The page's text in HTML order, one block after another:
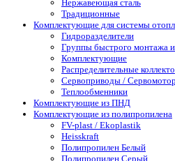
Нержавеющая сталь
Традиционные
Комплектующие для системы
Гидроразделители
Группы быстрого монтажа
Комплектующие
Распределительные
Сервоприводы /
Теплообменники
Комплектующие из ПНД
Комплектующие из полипропилена
FV-plast / Ekoplastik
Heisskraft
Полипропилен Белый
Полипропилен Серый